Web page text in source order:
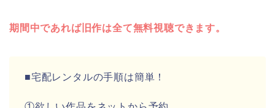
期間中であれば旧作は全て無料視聴できます。
■宅配レンタルの手順は簡単！